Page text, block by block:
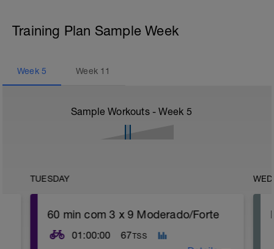
Training Plan Sample Week
Week 5 Week 11
Sample Workouts - Week 5
TUESDAY
60 min com 3 x 9 Moderado/Forte
01:00:00 67TSS